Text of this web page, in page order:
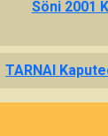
Söni 2001
TARNAI